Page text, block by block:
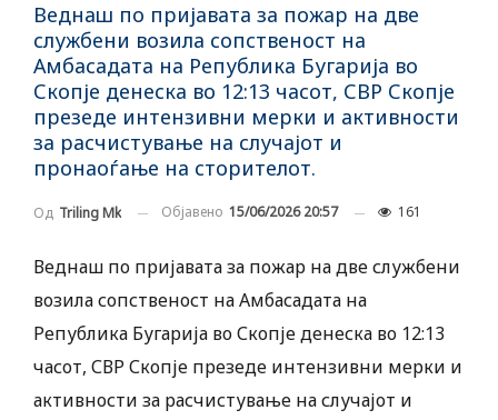
Веднаш по пријавата за пожар на две
службени возила сопственост на
Амбасадата на Република Бугарија во
Скопје денеска во 12:13 часот, СВР Скопје
презеде интензивни мерки и активности
за расчистување на случајот и
пронаоѓање на сторителот.
Од Triling Mk Објавено 15/06/2026 20:57 161
Веднаш по пријавата за пожар на две службени
возила сопственост на Амбасадата на
Република Бугарија во Скопје денеска во 12:13
часот, СВР Скопје презеде интензивни мерки и
активности за расчистување на случајот и